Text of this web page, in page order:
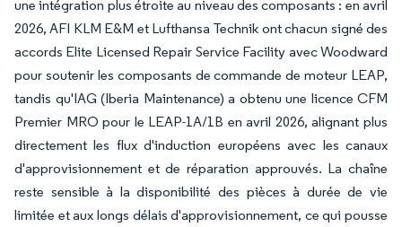
une intégration plus étroite au niveau des composants : en avril
2026, AFI KLM E&M et Lufthansa Technik ont chacun signé des
accords Elite Licensed Repair Service Facility avec Woodward
pour soutenir les composants de commande de moteur LEAP,
tandis qu'IAG (Iberia Maintenance) a obtenu une licence CFM
Premier MRO pour le LEAP-1A/1B en avril 2026, alignant plus
directement les flux d'induction européens avec les canaux
d'approvisionnement et de réparation approuvés. La chaîne
reste sensible à la disponibilité des pièces à durée de vie
limitée et aux longs délais d'approvisionnement, ce qui pousse